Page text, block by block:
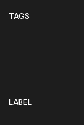
TAGS
LABEL